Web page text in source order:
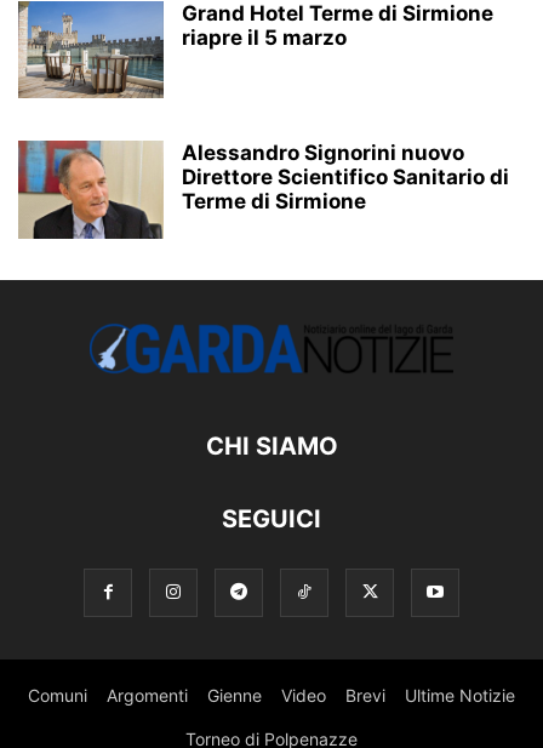
Grand Hotel Terme di Sirmione
riapre il 5 marzo
Alessandro Signorini nuovo
Direttore Scientifico Sanitario di
Terme di Sirmione
CHI SIAMO
SEGUICI
Comuni Argomenti Gienne Video Brevi Ultime Notizie
Torneo di Polpenazze